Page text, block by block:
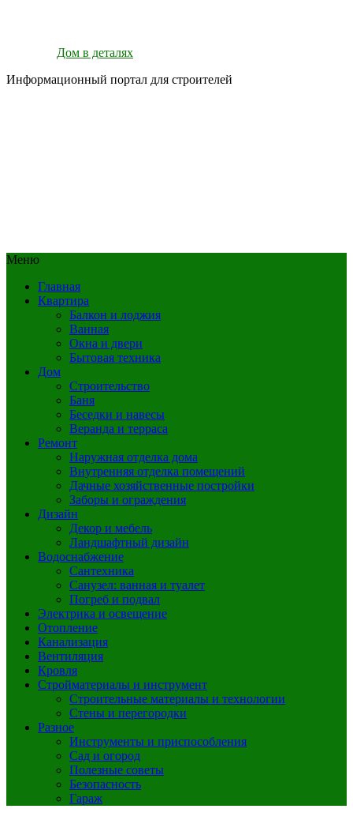
Дом в деталях
Информационный портал для строителей
Меню
Главная
Квартира
Балкон и лоджия
Ванная
Окна и двери
Бытовая техника
Дом
Строительство
Баня
Беседки и навесы
Веранда и терраса
Ремонт
Наружная отделка дома
Внутренняя отделка помещений
Дачные хозяйственные постройки
Заборы и ограждения
Дизайн
Декор и мебель
Ландшафтный дизайн
Водоснабжение
Сантехника
Санузел: ванная и туалет
Погреб и подвал
Электрика и освещение
Отопление
Канализация
Вентиляция
Кровля
Стройматериалы и инструмент
Строительные материалы и технологии
Стены и перегородки
Разное
Инструменты и приспособления
Сад и огород
Полезные советы
Безопасность
Гараж